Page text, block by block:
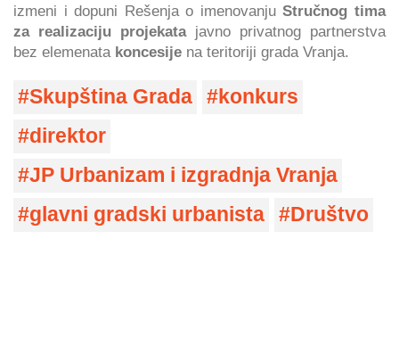
izmeni i dopuni Rešenja o imenovanjuStručnog tima
za realizaciju projekatajavno privatnog partnerstva
bez elemenata koncesije na teritoriji grada Vranja.
Skupština Grada
konkurs
direktor
JP Urbanizam i izgradnja Vranja
glavni gradski urbanista
Društvo